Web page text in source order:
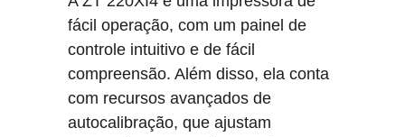
fácil operação, com um painel de
controle intuitivo e de fácil
compreensão. Além disso, ela conta
com recursos avançados de
autocalibração, que ajustam